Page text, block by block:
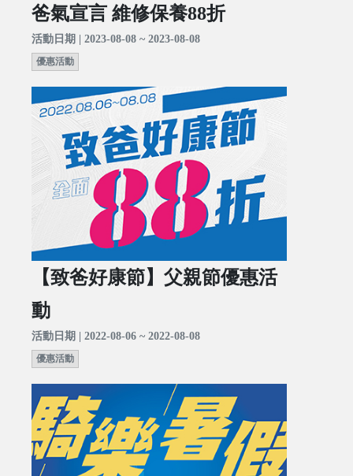
爸氣宣言 維修保養88折
活動日期 | 2023-08-08 ~ 2023-08-08
優惠活動
【致爸好康節】父親節優惠活
動
活動日期 | 2022-08-06 ~ 2022-08-08
優惠活動